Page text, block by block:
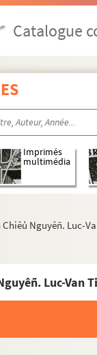
Catalogue
Imprimés
multimédia
Chiêủ Nguyêñ. Luc-
Luc-Van